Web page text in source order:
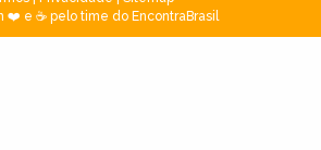
❤️ e ☕ pelo time do EncontraBrasil